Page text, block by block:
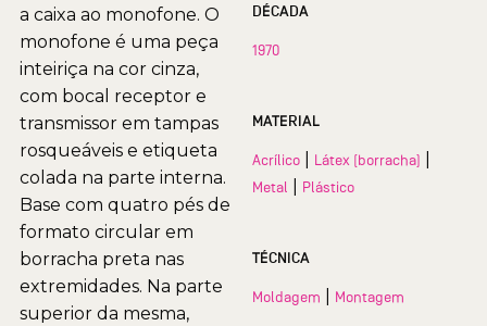
a caixa ao monofone. O
monofone é uma peça
inteiriça na cor cinza,
com bocal receptor e
transmissor em tampas
rosqueáveis e etiqueta
colada na parte interna.
Base com quatro pés de
formato circular em
borracha preta nas
extremidades. Na parte
superior da mesma,
DÉCADA
1970
MATERIAL
Acrílico Látex (borracha)
Metal Plástico
TÉCNICA
Moldagem Montagem